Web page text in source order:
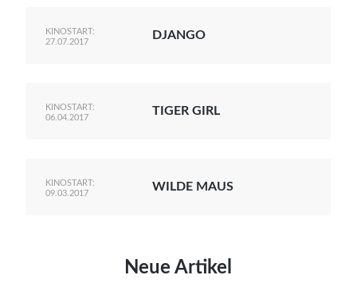
KINOSTART:
27.07.2017
DJANGO
KINOSTART:
06.04.2017
TIGER GIRL
KINOSTART:
09.03.2017
WILDE MAUS
Neue Artikel